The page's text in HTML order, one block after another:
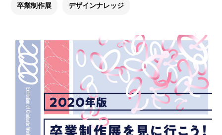
卒業制作展 デザインナレッジ